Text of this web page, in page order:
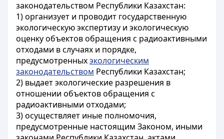
законодательством Республики Казахстан:
1) организует и проводит государственную
экологическую экспертизу и экологическую
оценку объектов обращения с радиоактивными
отходами в случаях и порядке,
предусмотренныхэкологическим
законодательством Республики Казахстан;
2) выдает экологические разрешения в
отношении объектов обращения с
радиоактивными отходами;
3) осуществляет иные полномочия,
предусмотренные настоящим Законом, иными